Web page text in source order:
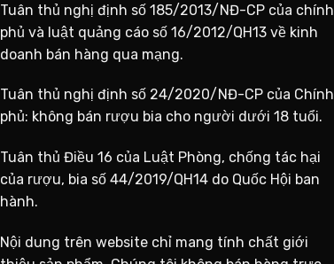
Tuân thủ nghị định số 185/2013/NĐ-CP của chính
phủ và luật quảng cáo số 16/2012/QH13 về kinh
doanh bán hàng qua mạng.
Tuân thủ nghị định số 24/2020/NĐ-CP của Chính
phủ: không bán rượu bia cho người dưới 18 tuổi.
Tuân thủ Điều 16 của Luật Phòng, chống tác hại
của rượu, bia số 44/2019/QH14 do Quốc Hội ban
hành.
Nội dung trên website chỉ mang tính chất giới